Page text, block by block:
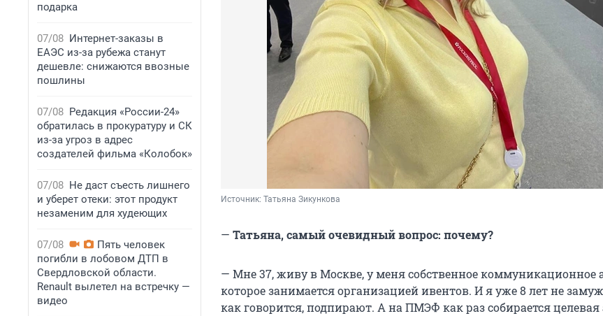
подарка
07/08 Интернет-заказы в
ЕАЭС из-за рубежа станут
дешевле: снижаются ввозные
пошлины
07/08 Редакция «России-24»
обратилась в прокуратуру и СК
из-за угроз в адрес
создателей фильма «Колобок»
07/08 Не даст съесть лишнего
и уберет отеки: этот продукт
незаменим для худеющих
07/08
Пять человек
погибли в лобовом ДТП в
Свердловской области.
Renault вылетел на встречку —
видео
Источник: Татьяна Зикункова
— Татьяна, самый очевидный вопрос: почему?
— Мне 37, живу в Москве, у меня собственное коммуникационное
которое занимается организацией ивентов. И я уже 8 лет не
как говорится, подпирают. А на ПМЭФ как раз собирается целевая